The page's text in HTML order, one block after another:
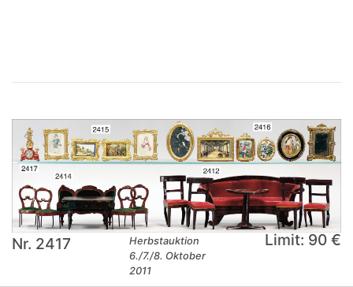
Nr. 2417
Herbstauktion
6./7./8. Oktober
2011
Limit: 90 €